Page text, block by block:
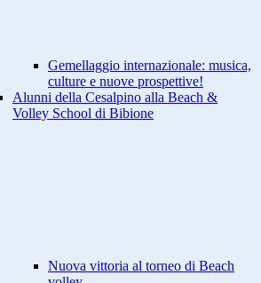
Gemellaggio internazionale: musica,
culture e nuove prospettive!
Alunni della Cesalpino alla Beach &
Volley School di Bibione
Nuova vittoria al torneo di Beach